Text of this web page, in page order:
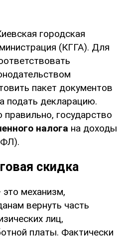
городская
(КГГА). Для
пакет документов
подать декларацию.
государство
налога на доходы
скидка
механизм,
вернуть часть
лиц,
платы. Фактически